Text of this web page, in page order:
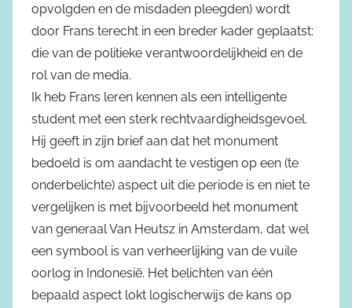
opvolgden en de misdaden pleegden) wordt
door Frans terecht in een breder kader geplaatst:
die van de politieke verantwoordelijkheid en de
rol van de media.
Ik heb Frans leren kennen als een intelligente
student met een sterk rechtvaardigheidsgevoel.
Hij geeft in zijn brief aan dat het monument
bedoeld is om aandacht te vestigen op een (te
onderbelichte) aspect uit die periode is en niet te
vergelijken is met bijvoorbeeld het monument
van generaal Van Heutsz in Amsterdam, dat wel
een symbool is van verheerlijking van de vuile
oorlog in Indonesië. Het belichten van één
bepaald aspect lokt logischerwijs de kans op